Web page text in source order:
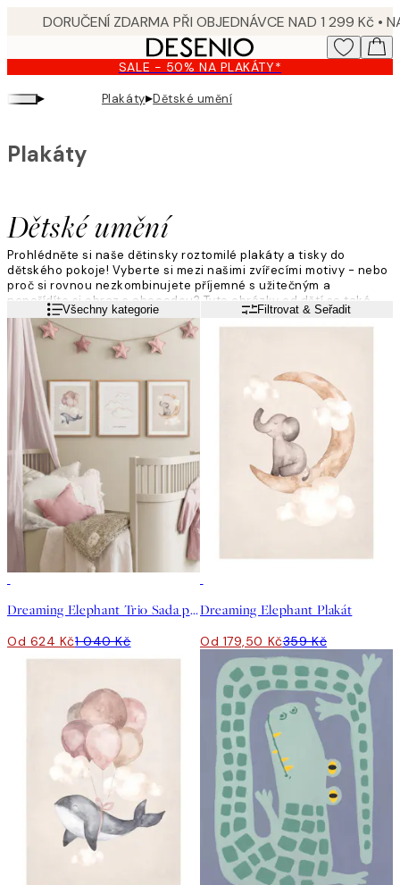
content.
SALE - 50% NA PLAKÁTY*
▸ Plakáty▸Dětské umění
Dětské umění
Plakáty
Prohlédněte si naše dětinsky roztomilé plakáty a tisky do
dětského pokoje! Vyberte si mezi našimi zvířecími motivy - nebo
proč si rovnou nezkombinujete příjemné s užitečným a
nepořídíte si obraz s abecedou? Tyto obrázky od dětí se také
hodí jako fajn dárek ke křtinám nebo k narozeninám!
Přečtěte si víceVšechny kategorie Filtrovat & Seřadit
Dreaming Elephant Trio Sada plakátů
Od 624 Kč1 040 Kč
Dreaming Elephant Plakát
Od 179,50 Kč359 Kč